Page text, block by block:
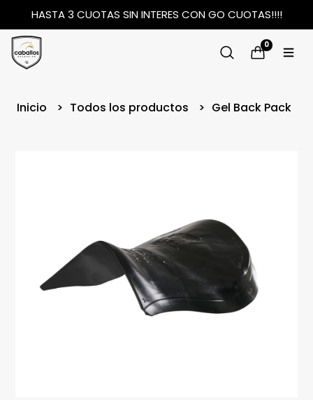
HASTA 3 CUOTAS SIN INTERES CON GO CUOTAS!!!!
0
Inicio Todos los productos Gel Back Pack